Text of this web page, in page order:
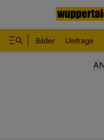
Bilder Umfrage